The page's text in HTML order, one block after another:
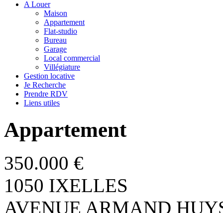
A Louer
Maison
Appartement
Flat-studio
Bureau
Garage
Local commercial
Villégiature
Gestion locative
Je Recherche
Prendre RDV
Liens utiles
Appartement
350.000 €
1050 IXELLES
AVENUE ARMAND